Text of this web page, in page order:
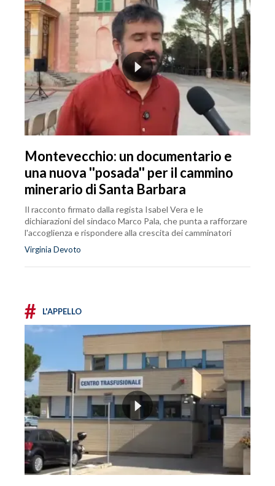
Montevecchio: un documentario e
una nuova ''posada'' per il cammino
minerario di Santa Barbara
Il racconto firmato dalla regista Isabel Vera e le
dichiarazioni del sindaco Marco Pala, che punta a rafforzare
l'accoglienza e rispondere alla crescita dei camminatori
Virginia Devoto
# L'APPELLO